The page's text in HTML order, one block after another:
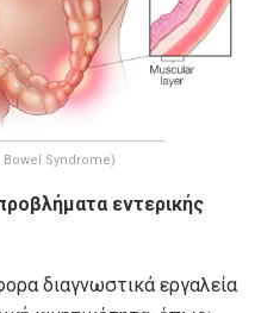
Bowel Syndrome)
εντερικής
διαγνωστικά εργαλεία